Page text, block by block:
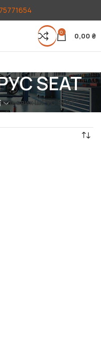
0 0,00 ₴
SEAT
ШРУС SEAT”